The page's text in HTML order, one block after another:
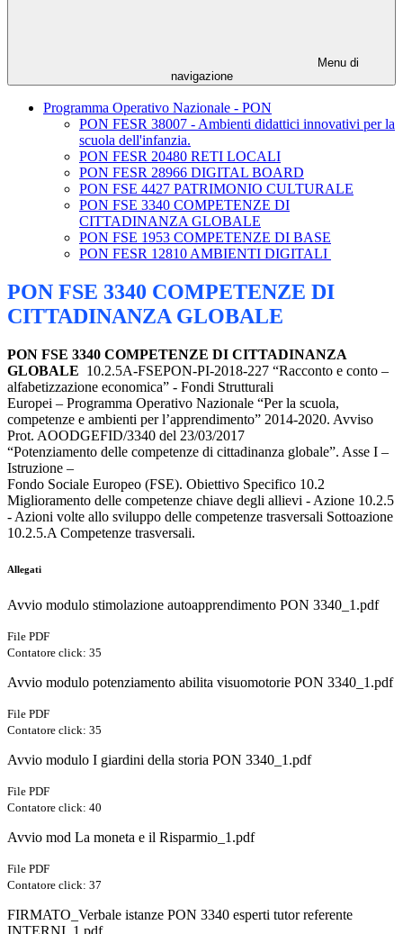
Menu di
navigazione
Programma Operativo Nazionale - PON
PON FESR 38007 - Ambienti didattici innovativi per la
scuola dell'infanzia.
PON FESR 20480 RETI LOCALI
PON FESR 28966 DIGITAL BOARD
PON FSE 4427 PATRIMONIO CULTURALE
PON FSE 3340 COMPETENZE DI
CITTADINANZA GLOBALE
PON FSE 1953 COMPETENZE DI BASE
PON FESR 12810 AMBIENTI DIGITALI
PON FSE 3340 COMPETENZE DI
CITTADINANZA GLOBALE
PON FSE 3340 COMPETENZE DI CITTADINANZA
GLOBALE 10.2.5A-FSEPON-PI-2018-227 “Racconto e conto –
alfabetizzazione economica” - Fondi Strutturali
Europei – Programma Operativo Nazionale “Per la scuola,
competenze e ambienti per l’apprendimento” 2014-2020. Avviso
Prot. AOODGEFID/3340 del 23/03/2017
“Potenziamento delle competenze di cittadinanza globale”. Asse I –
Istruzione –
Fondo Sociale Europeo (FSE). Obiettivo Specifico 10.2
Miglioramento delle competenze chiave degli allievi - Azione 10.2.5
- Azioni volte allo sviluppo delle competenze trasversali Sottoazione
10.2.5.A Competenze trasversali.
Allegati
Avvio modulo stimolazione autoapprendimento PON 3340_1.pdf
File PDF
Contatore click: 35
Avvio modulo potenziamento abilita visuomotorie PON 3340_1.pdf
File PDF
Contatore click: 35
Avvio modulo I giardini della storia PON 3340_1.pdf
File PDF
Contatore click: 40
Avvio mod La moneta e il Risparmio_1.pdf
File PDF
Contatore click: 37
FIRMATO_Verbale istanze PON 3340 esperti tutor referente
INTERNI_1.pdf